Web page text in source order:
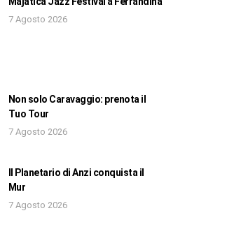
7 Agosto 2026
Non solo Caravaggio: prenota il
Tuo Tour
7 Agosto 2026
Il Planetario di Anzi conquista il
Mur
7 Agosto 2026